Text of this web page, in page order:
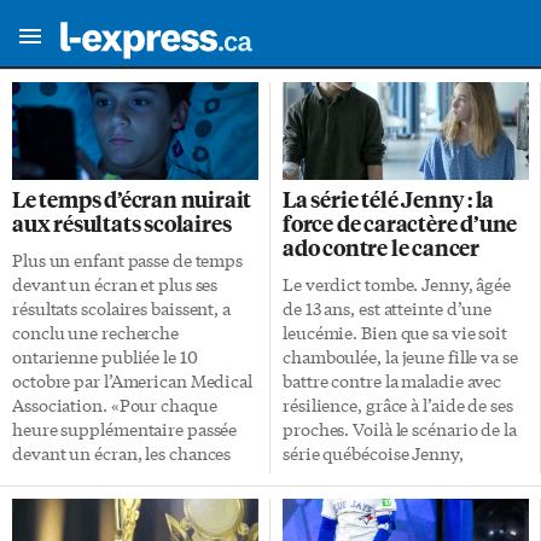
Le temps d’écran nuirait
aux résultats scolaires
Plus un enfant passe de temps
devant un écran et plus ses
résultats scolaires baissent, a
conclu une recherche
ontarienne publiée le 10
octobre par l’American Medical
Association. «Pour chaque
heure supplémentaire passée
devant un écran, les chances
lecture et en mathématiques
diminuaient d’environ 10% en
La série télé Jenny : la
force de caractère d’une
ado contre le cancer
Le verdict tombe. Jenny, âgée
de 13 ans, est atteinte d’une
leucémie. Bien que sa vie soit
chamboulée, la jeune fille va se
battre contre la maladie avec
résilience, grâce à l’aide de ses
proches. Voilà le scénario de la
série québécoise Jenny,
signée Jean-Sébastien Lord,
disponible sur TFO.org.